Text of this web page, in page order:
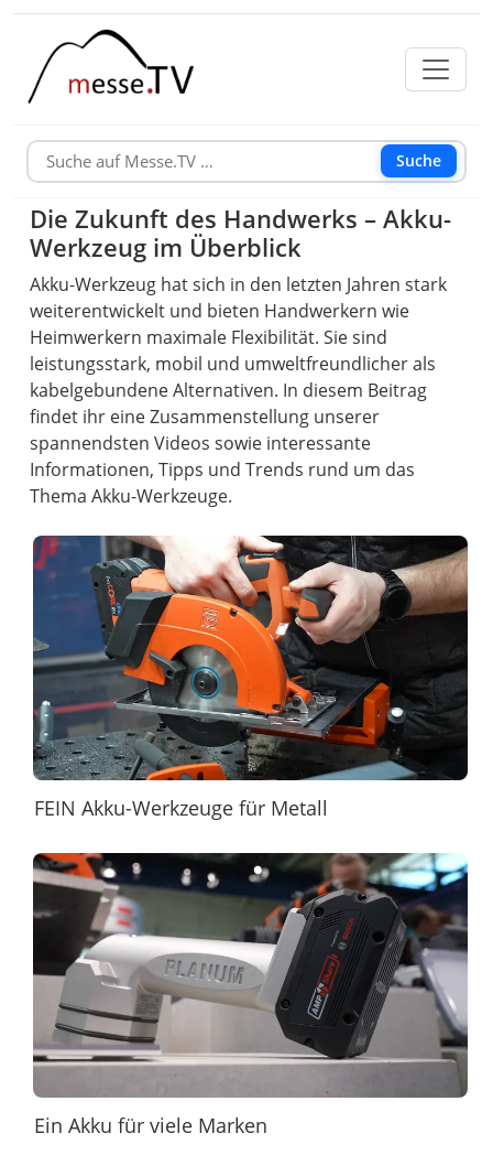
Suche
Die Zukunft des Handwerks – Akku-
Werkzeug im Überblick
Akku-Werkzeug hat sich in den letzten Jahren stark
weiterentwickelt und bieten Handwerkern wie
Heimwerkern maximale Flexibilität. Sie sind
leistungsstark, mobil und umweltfreundlicher als
kabelgebundene Alternativen. In diesem Beitrag
findet ihr eine Zusammenstellung unserer
spannendsten Videos sowie interessante
Informationen, Tipps und Trends rund um das
Thema Akku-Werkzeuge.
FEIN Akku-Werkzeuge für Metall
Ein Akku für viele Marken